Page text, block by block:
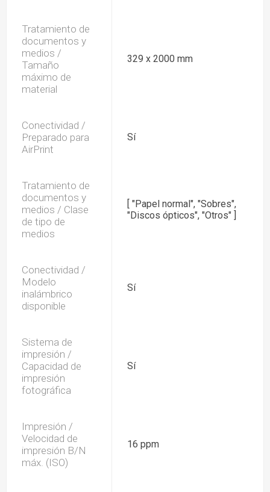
Tratamiento de
documentos y
medios /
Tamaño
máximo de
material
329 x 2000 mm
Conectividad /
Preparado para
AirPrint
Sí
Tratamiento de
documentos y
medios / Clase
de tipo de
medios
[ "Papel normal", "Sobres",
"Discos ópticos", "Otros" ]
Conectividad /
Modelo
inalámbrico
disponible
Sí
Sistema de
impresión /
Capacidad de
impresión
fotográfica
Sí
Impresión /
Velocidad de
impresión B/N
máx. (ISO)
16 ppm